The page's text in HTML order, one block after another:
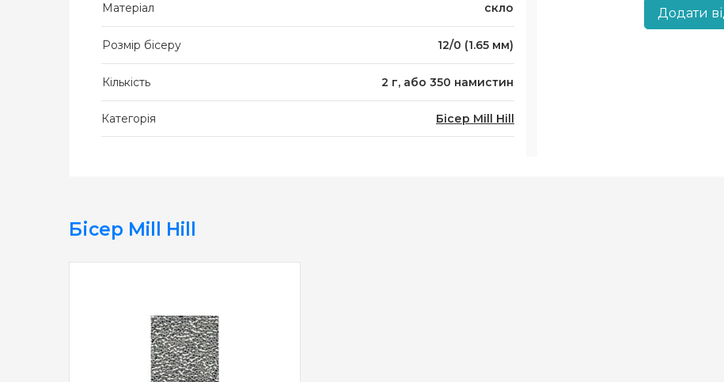
Матеріал скло
Розмір бісеру 12/0 (1.65 мм)
Кількість 2 г, або 350 намистин
Категорія Бісер Mill Hill
Додати
Бісер Mill Hill